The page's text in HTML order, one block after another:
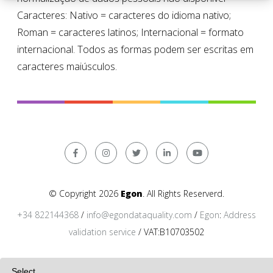
Caracteres: Nativo = caracteres do idioma nativo;
Roman = caracteres latinos; Internacional = formato
internacional. Todos as formas podem ser escritas em
caracteres maiúsculos.
© Copyright 2026 Egon. All Rights Reserverd.
+34 822144368 / info@egondataquality.com / Egon: Address
validation service / VAT:B10703502